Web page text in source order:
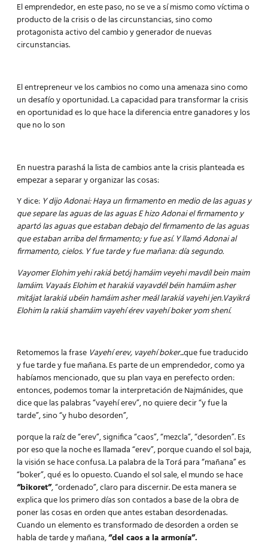
El emprendedor, en este paso, no se ve a sí mismo como víctima o
producto de la crisis o de las circunstancias, sino como
protagonista activo del cambio y generador de nuevas
circunstancias.
El entrepreneur ve los cambios no como una amenaza sino como
un desafío y oportunidad. La capacidad para transformar la crisis
en oportunidad es lo que hace la diferencia entre ganadores y los
que no lo son
En nuestra parashá la lista de cambios ante la crisis planteada es
empezar a separar y organizar las cosas:
Y dice: Y dijo Adonai: Haya un firmamento en medio de las aguas y
que separe las aguas de las aguas E hizo Adonai el firmamento y
apartó las aguas que estaban debajo del firmamento de las aguas
que estaban arriba del firmamento; y fue así. Y llamó Adonai al
firmamento, cielos. Y fue tarde y fue mañana: día segundo.
Vayomer Elohim yehi rakiá betój hamáim veyehi mavdíl bein maim
lamáim. Vayaás Elohim et harakiá vayavdél béin hamáim asher
mitájat larakiá ubéin hamáim asher meál larakiá vayehi jen.Vayikrá
Elohim la rakiá shamáim vayehí érev vayehí boker yom shení.
Retomemos la frase Vayehí erev, vayehí boker...que fue traducido
y fue tarde y fue mañana. Es parte de un emprendedor, como ya
habíamos mencionado, que su plan vaya en perefecto orden:
entonces, podemos tomar la interpretación de Najmánides, que
dice que las palabras “vayehí erev”, no quiere decir “y fue la
tarde”, sino “y hubo desorden”,
porque la raíz de “erev”, significa “caos”, “mezcla”, “desorden”. Es
por eso que la noche es llamada “erev”, porque cuando el sol baja,
la visión se hace confusa. La palabra de la Torá para “mañana” es
“boker”, qué es lo opuesto. Cuando el sol sale, el mundo se hace
“bikoret”, “ordenado”, claro para discernir. De esta manera se
explica que los primero días son contados a base de la obra de
poner las cosas en orden que antes estaban desordenadas.
Cuando un elemento es transformado de desorden a orden se
habla de tarde y mañana,“del caos a la armonía”.